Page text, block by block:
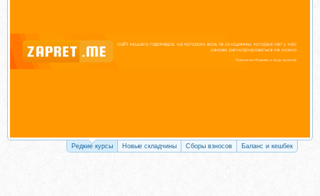
Редкие курсы Новые складчины Сборы взносов Баланс и кешбек